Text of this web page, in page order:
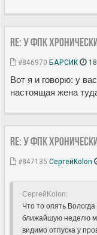
Re: У ФПК
#846970 БАРСИК
Вот я и говорю: у
настоящая жена
Re: У ФПК
#847135 СергейKolon
СергейKolon:
Что то опять
ближайшую неделю
видимо отпуска у